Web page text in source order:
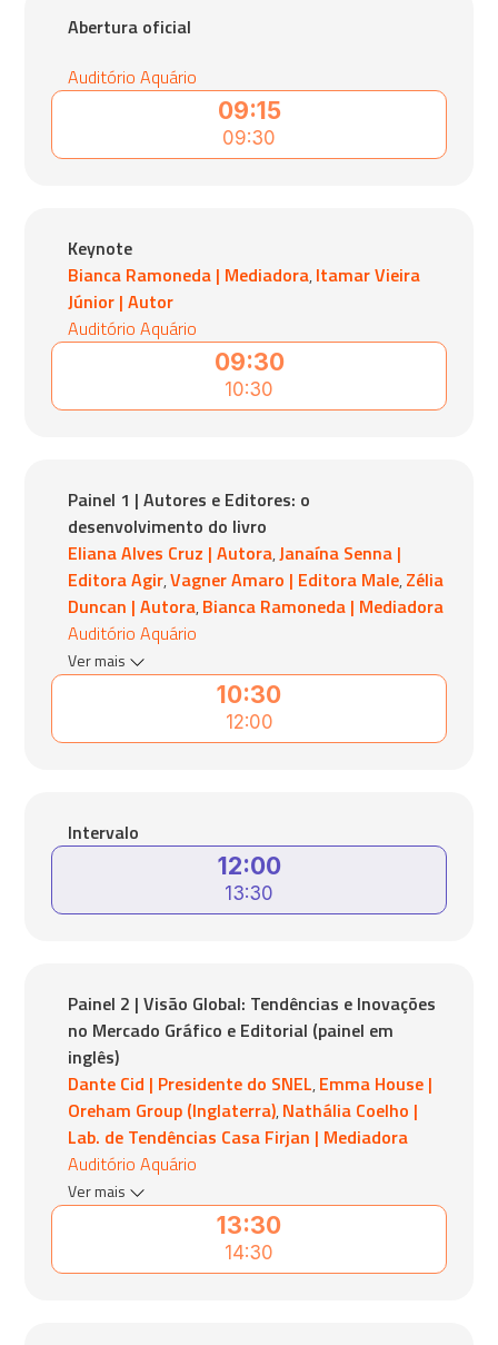
09:15
09:30
Abertura oficial
Auditório Aquário
09:30
10:30
Keynote
Bianca Ramoneda | Mediadora,Itamar Vieira
Júnior | Autor
Auditório Aquário
10:30
12:00
Painel 1 | Autores e Editores: o
desenvolvimento do livro
Eliana Alves Cruz | Autora,Janaína Senna |
Editora Agir,Vagner Amaro | Editora Male,Zélia
Duncan | Autora,Bianca Ramoneda | Mediadora
Auditório Aquário
Ver mais
12:00
13:30
Intervalo
13:30
14:30
Painel 2 | Visão Global: Tendências e Inovações
no Mercado Gráfico e Editorial (painel em
inglês)
Dante Cid | Presidente do SNEL,Emma House |
Oreham Group (Inglaterra),Nathália Coelho |
Lab. de Tendências Casa Firjan | Mediadora
Auditório Aquário
Ver mais